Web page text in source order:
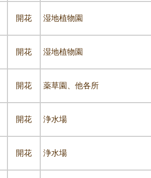
開花 湿地植物園
開花 湿地植物園
開花 薬草園、他各所
開花 浄水場
開花 浄水場